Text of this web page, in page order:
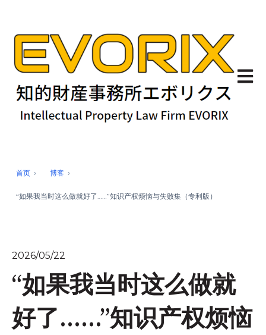
Open
首页 博客
“如果我当时这么做就好了……”知识产权烦恼与失败集（专利版）
2026/05/22
“如果我当时这么做就
好了……”知识产权烦恼